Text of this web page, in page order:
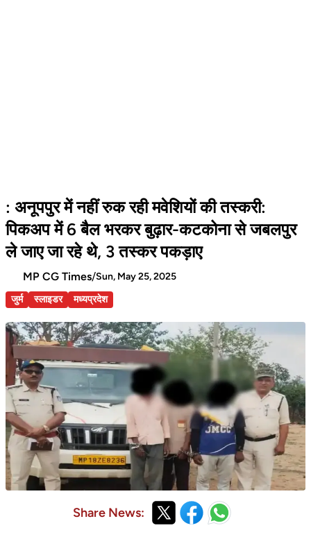
: अनूपपुर में नहीं रुक रही मवेशियों की तस्करी:
पिकअप में 6 बैल भरकर बुढ़ार-कटकोना से जबलपुर
ले जाए जा रहे थे, 3 तस्कर पकड़ाए
MP CG Times/Sun, May 25, 2025
जुर्म
स्लाइडर मध्यप्रदेश
Share News: